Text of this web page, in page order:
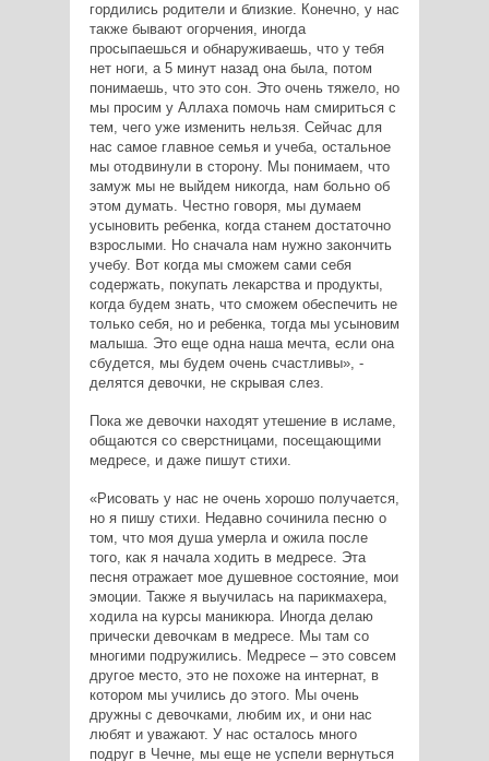
гордились родители и близкие. Конечно, у нас
также бывают огорчения, иногда
просыпаешься и обнаруживаешь, что у тебя
нет ноги, а 5 минут назад она была, потом
понимаешь, что это сон. Это очень тяжело, но
мы просим у Аллаха помочь нам смириться с
тем, чего уже изменить нельзя. Сейчас для
нас самое главное семья и учеба, остальное
мы отодвинули в сторону. Мы понимаем, что
замуж мы не выйдем никогда, нам больно об
этом думать. Честно говоря, мы думаем
усыновить ребенка, когда станем достаточно
взрослыми. Но сначала нам нужно закончить
учебу. Вот когда мы сможем сами себя
содержать, покупать лекарства и продукты,
когда будем знать, что сможем обеспечить не
только себя, но и ребенка, тогда мы усыновим
малыша. Это еще одна наша мечта, если она
сбудется, мы будем очень счастливы», -
делятся девочки, не скрывая слез.
Пока же девочки находят утешение в исламе,
общаются со сверстницами, посещающими
медресе, и даже пишут стихи.
«Рисовать у нас не очень хорошо получается,
но я пишу стихи. Недавно сочинила песню о
том, что моя душа умерла и ожила после
того, как я начала ходить в медресе. Эта
песня отражает мое душевное состояние, мои
эмоции. Также я выучилась на парикмахера,
ходила на курсы маникюра. Иногда делаю
прически девочкам в медресе. Мы там со
многими подружились. Медресе – это совсем
другое место, это не похоже на интернат, в
котором мы учились до этого. Мы очень
дружны с девочками, любим их, и они нас
любят и уважают. У нас осталось много
подруг в Чечне, мы еще не успели вернуться